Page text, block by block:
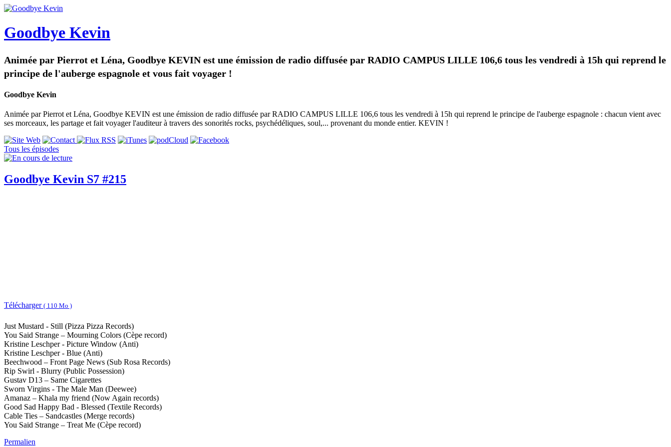
Goodbye Kevin
Animée par Pierrot et Léna, Goodbye KEVIN est une émission de radio diffusée par RADIO CAMPUS LILLE 106,6 tous les vendredi à 15h qui reprend le
principe de l'auberge espagnole et vous fait voyager !
Goodbye Kevin
Animée par Pierrot et Léna, Goodbye KEVIN est une émission de radio diffusée par RADIO CAMPUS LILLE 106,6 tous les vendredi à 15h qui reprend le principe de l'auberge espagnole : chacun vient avec
ses morceaux, les partage et fait voyager l'auditeur à travers des sonorités rocks, psychédéliques, soul,... provenant du monde entier. KEVIN !
Tous les épisodes
Goodbye Kevin S7 #215
Télécharger ( 110 Mo )
Just Mustard - Still (Pizza Pizza Records)
You Said Strange – Mourning Colors (Cèpe record)
Kristine Leschper - Picture Window (Anti)
Kristine Leschper - Blue (Anti)
Beechwood – Front Page News (Sub Rosa Records)
Rip Swirl - Blurry (Public Possession)
Gustav D13 – Same Cigarettes
Sworn Virgins - The Male Man (Deewee)
Amanaz – Khala my friend (Now Again records)
Good Sad Happy Bad - Blessed (Textile Records)
Cable Ties – Sandcastles (Merge records)
You Said Strange – Treat Me (Cèpe record)
Permalien